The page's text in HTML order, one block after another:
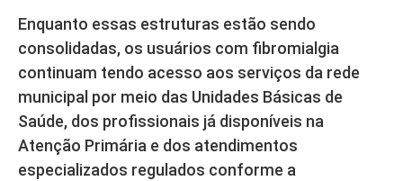
Enquanto essas estruturas estão sendo
consolidadas, os usuários com fibromialgia
continuam tendo acesso aos serviços da rede
municipal por meio das Unidades Básicas de
Saúde, dos profissionais já disponíveis na
Atenção Primária e dos atendimentos
especializados regulados conforme a